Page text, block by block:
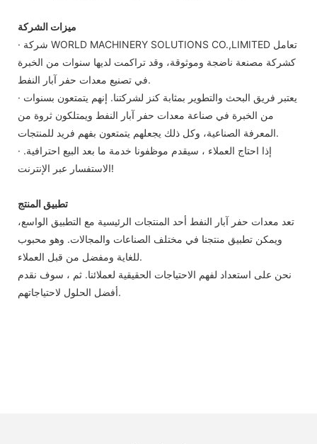
ميزات الشركة
· شركة WORLD MACHINERY SOLUTIONS CO.,LIMITED تعامل
كشركة مصنعة ناضجة وموثوقة، وقد تراكمت لديها سنوات من الخبرة
في تصنيع معدات حفر آبار النفط.
· يعتبر فريق البحث والتطوير بمثابة كنز لشركتنا. إنهم يتمتعون بسنوات
من الخبرة في صناعة معدات حفر آبار النفط ويمتلكون ثروة من
المعرفة الصناعية، وكل ذلك يجعلهم يتمتعون بفهم فريد للمنتجات.
· إذا احتاج العملاء ، سيقدم موظفونا خدمة ما بعد البيع احترافية.
الاستفسار عبر الإنترنت!
تطبيق المنتج
تعد معدات حفر آبار النفط أحد المنتجات الرئيسية مع التطبيق الواسع،
ويمكن تطبيق منتجنا في مختلف الصناعات والمجالات. وهو محبوب
للغاية ومفضل من قبل العملاء.
نحن على استعداد لفهم الاحتياجات الحقيقية لعملائنا. ثم ، سوف نقدم
أفضل الحلول لاحتياجاتهم.